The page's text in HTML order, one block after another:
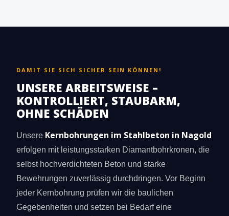
DAMIT SIE SICH SICHER SEIN KÖNNEN!
UNSERE ARBEITSWEISE –
KONTROLLIERT, STAUBARM,
OHNE SCHÄDEN
Unsere Kernbohrungen im Stahlbeton in Nagold
erfolgen mit leistungsstarken Diamantbohrkronen, die
selbst hochverdichteten Beton und starke
Bewehrungen zuverlässig durchdringen. Vor Beginn
jeder Kernbohrung prüfen wir die baulichen
Gegebenheiten und setzen bei Bedarf eine